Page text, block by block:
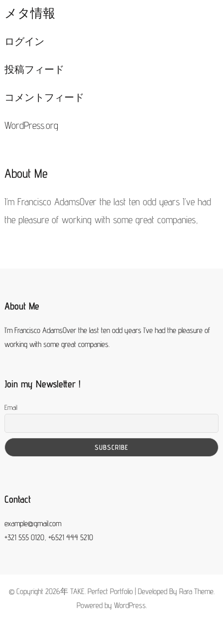
メタ情報
ログイン
投稿フィード
コメントフィード
WordPress.org
About Me
I’m Francisco AdamsOver the last ten odd years I’ve had
the pleasure of working with some great companies,
About Me
I’m Francisco AdamsOver the last ten odd years I’ve had the pleasure of
working with some great companies.
Join my Newsletter !
Email
Contact
example@gmail.com
+321 555 0120, +6521 444 5210
© Copyright 2026年 TAKE. Perfect Portfolio | Developed By Rara Theme.
Powered by WordPress.